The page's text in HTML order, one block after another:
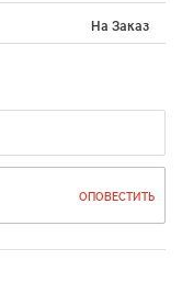
На Заказ
ОПОВЕСТИТЬ